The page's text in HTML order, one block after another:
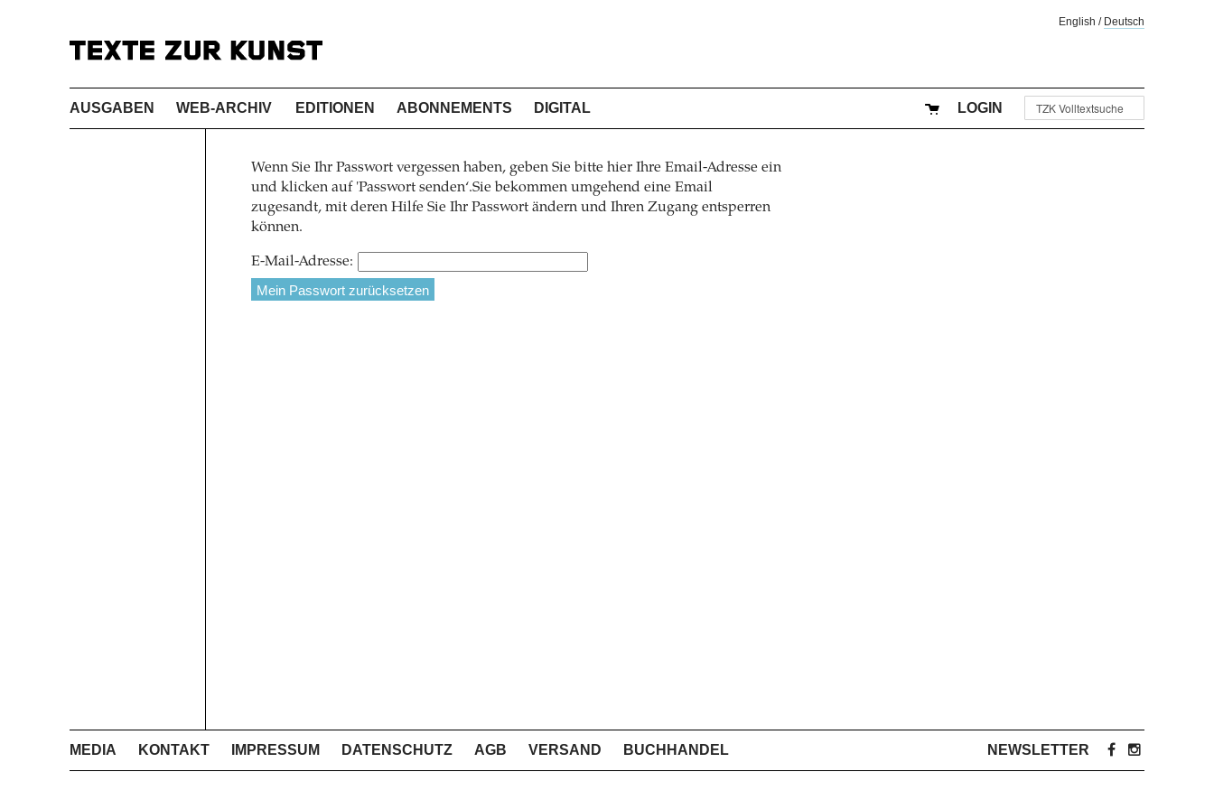
English / Deutsch
AUSGABEN WEB-ARCHIV EDITIONEN ABONNEMENTS DIGITAL LOGIN
Wenn Sie Ihr Passwort vergessen haben, geben Sie bitte hier Ihre Email-Adresse ein
und klicken auf 'Passwort senden‘.Sie bekommen umgehend eine Email
zugesandt, mit deren Hilfe Sie Ihr Passwort ändern und Ihren Zugang entsperren
können.
E-Mail-Adresse:
MEDIA KONTAKT IMPRESSUM DATENSCHUTZ AGB VERSAND BUCHHANDEL NEWSLETTER